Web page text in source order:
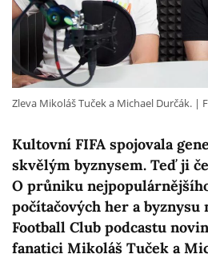
Kultovní FIFA spojovala
skvělým byznysem. Teď ji
O průniku
počítačových her a
Football Club podcastu
fanatici Mikoláš Tuček a
Zleva Mikoláš Tuček a Michael Durčák.